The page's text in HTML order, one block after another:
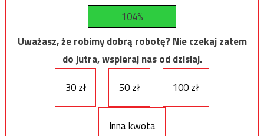
104%
Uważasz, że robimy dobrą robotę? Nie czekaj zatem
do jutra, wspieraj nas od dzisiaj.
30 zł
50 zł 100 zł
Inna kwota